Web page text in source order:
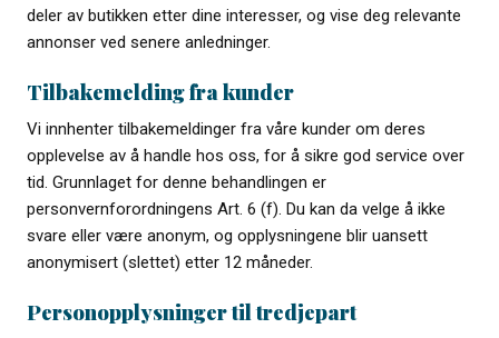
deler av butikken etter dine interesser, og vise deg relevante
annonser ved senere anledninger.
Tilbakemelding fra kunder
Vi innhenter tilbakemeldinger fra våre kunder om deres
opplevelse av å handle hos oss, for å sikre god service over
tid. Grunnlaget for denne behandlingen er
personvernforordningens Art. 6 (f). Du kan da velge å ikke
svare eller være anonym, og opplysningene blir uansett
anonymisert (slettet) etter 12 måneder.
Personopplysninger til tredjepart